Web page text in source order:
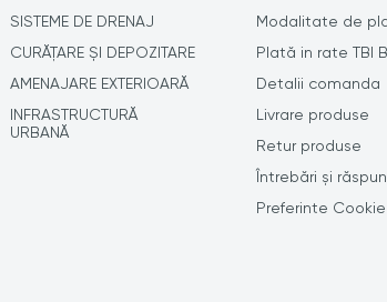
SISTEME DE DRENAJ
CURĂȚARE ȘI DEPOZITARE
AMENAJARE EXTERIOARĂ
INFRASTRUCTURĂ
URBANĂ
Modalitate de
Plată in rate TBI
Detalii comanda
Livrare produse
Retur produse
Întrebări și
Preferinte Cookie